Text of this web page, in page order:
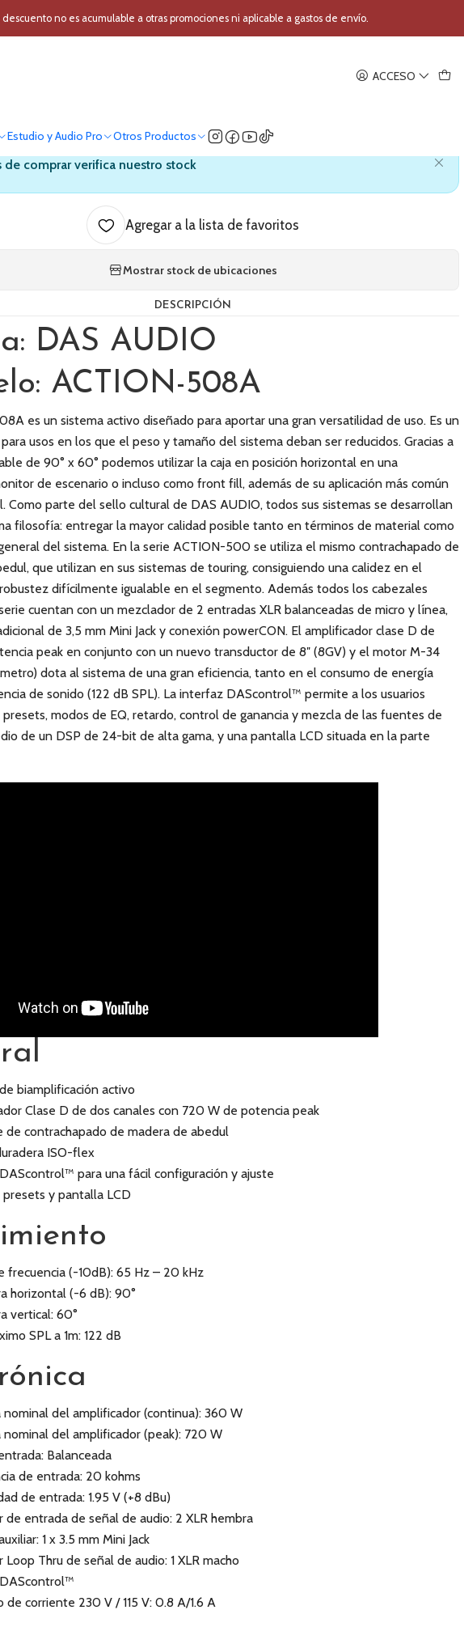
ACCESO
Estudio y Audio Pro Otros Productos
no es acumulable a otras promociones ni aplicable a gastos de envío.
Activa Biamplificada DAS AUDIO ACTION-508A
Activa Biamplificada DAS AUDIO
de comprar verifica nuestro stock
Agregar a la lista de favoritos
Mostrar stock de ubicaciones
DESCRIPCIÓN
DAS AUDIO
ACTION-508A
es un sistema activo diseñado para aportar una gran versatilidad de uso. Es un
usos en los que el peso y tamaño del sistema deban ser reducidos. Gracias a
de 90° x 60° podemos utilizar la caja en posición horizontal en una
de escenario o incluso como front fill, además de su aplicación más común
Como parte del sello cultural de DAS AUDIO, todos sus sistemas se desarrollan
filosofía: entregar la mayor calidad posible tanto en términos de material como
del sistema. En la serie ACTION-500 se utiliza el mismo contrachapado de
que utilizan en sus sistemas de touring, consiguiendo una calidez en el
difícilmente igualable en el segmento. Además todos los cabezales
cuentan con un mezclador de 2 entradas XLR balanceadas de micro y línea,
de 3,5 mm Mini Jack y conexión powerCON. El amplificador clase D de
peak en conjunto con un nuevo transductor de 8″ (8GV) y el motor M-34
dota al sistema de una gran eficiencia, tanto en el consumo de energía
de sonido (122 dB SPL). La interfaz DAScontrol™ permite a los usuarios
modos de EQ, retardo, control de ganancia y mezcla de las fuentes de
de un DSP de 24-bit de alta gama, y una pantalla LCD situada en la parte
biamplificación activo
Clase D de dos canales con 720 W de potencia peak
de contrachapado de madera de abedul
ISO-flex
para una fácil configuración y ajuste
presets y pantalla LCD
frecuencia (-10dB): 65 Hz – 20 kHz
horizontal (-6 dB): 90°
vertical: 60°
SPL a 1m: 122 dB
nominal del amplificador (continua): 360 W
nominal del amplificador (peak): 720 W
Balanceada
de entrada: 20 kohms
de entrada: 1.95 V (+8 dBu)
de entrada de señal de audio: 2 XLR hembra
1 x 3.5 mm Mini Jack
Loop Thru de señal de audio: 1 XLR macho
de corriente 230 V / 115 V: 0.8 A/1.6 A